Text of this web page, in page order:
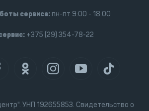
УНП 192655853. Свидетельство о
сервиса:пн-пт 9:00 - 18:00
+375 (29) 354-78-22